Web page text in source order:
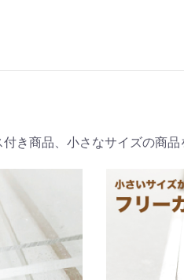
き商品、小さなサイズの商